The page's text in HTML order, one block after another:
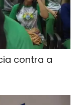
contra a